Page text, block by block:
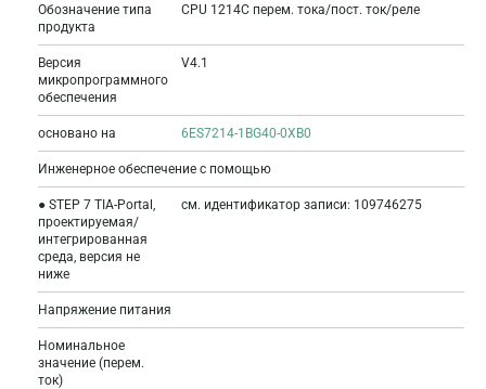
Обозначение типа
продукта
CPU 1214C перем. тока/пост. ток/реле
Версия
микропрограммного
обеспечения
V4.1
основано на 6ES7214-1BG40-0XB0
Инженерное обеспечение с помощью
● STEP 7 TIA-Portal,
проектируемая/
интегрированная
среда, версия не
ниже
см. идентификатор записи: 109746275
Напряжение питания
Номинальное
значение (перем.
ток)